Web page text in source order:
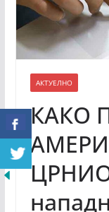
АКТУЕЛНО
КАКО